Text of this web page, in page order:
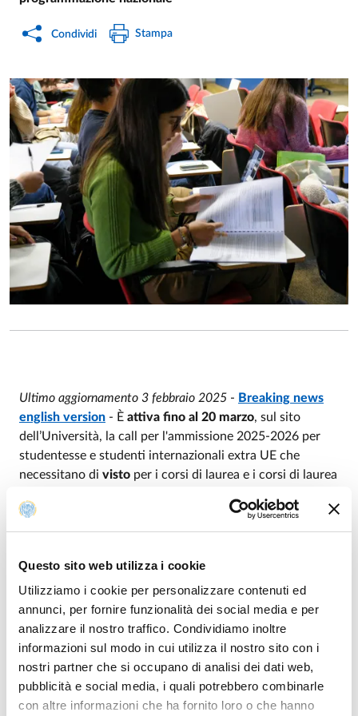
Questo sito web utilizza i cookie
Utilizziamo i cookie per personalizzare contenuti ed
annunci, per fornire funzionalità dei social media e per
analizzare il nostro traffico. Condividiamo inoltre
informazioni sul modo in cui utilizza il nostro sito con i
nostri partner che si occupano di analisi dei dati web,
pubblicità e social media, i quali potrebbero combinarle
con altre informazioni che ha fornito loro o che hanno
Condividi Stampa
Ultimo aggiornamento 3 febbraio 2025 - Breaking news
english version - È attiva fino al 20 marzo, sul sito
dell’Università, la call per l'ammissione 2025-2026 per
studentesse e studenti internazionali extra UE che
necessitano di visto per i corsi di laurea e i corsi di laurea
nazionale.
inviare la propria candidatura come indicato nel bando
Queste le fasi della selezione per l’ammissione:
Fase 1 - Pre-valutazione
Fase 2 - Richiesta di visto su Universitaly
Fase 3 - Iscrizione a Esse3
Tutte le info di dettaglio sono disponibili nel bando